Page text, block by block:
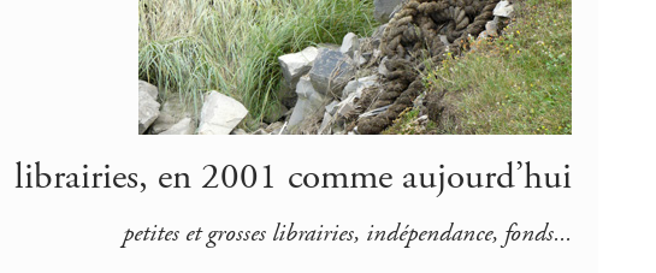
librairies, en 2001 comme aujourd’hui
petites et grosses librairies, indépendance, fonds...